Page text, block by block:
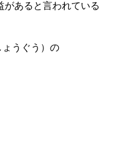
あると言われている
うぐう）の